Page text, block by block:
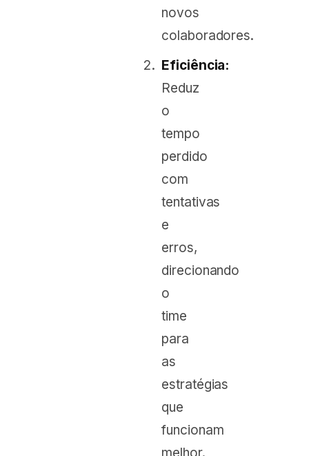
novos
colaboradores.
Eficiência:
Reduz
o
tempo
perdido
com
tentativas
e
erros,
direcionando
o
time
para
as
estratégias
que
funcionam